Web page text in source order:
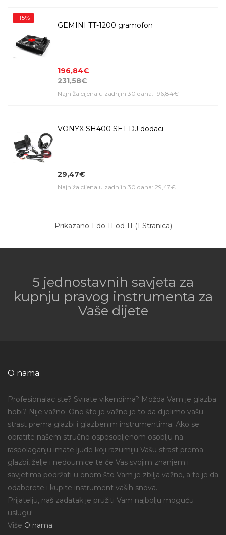
-15%
GEMINI TT-1200 gramofon
196,84€
231,58€
Najniža cijena u zadnjih 30 dana: 196,84€
VONYX SH400 SET DJ dodaci
29,47€
Najniža cijena u zadnjih 30 dana: 29,47€
Prikazano 1 do 11 od 11 (1 Stranica)
5 jednostavnih savjeta za
kupnju pravog instrumenta za
Vaše dijete
O nama
Profesionalac ste? Svirate vikendima? Možda Vam je glazba
hobi? Nije važno. Ono što je važno je to da dijelimo vašu
strast prema glazbi i glazbenim instrumentima. Ako se
obratite našem stručno osposobljenom osoblju na
raspolaganju imate ljude koji razumiju Vašu strast prema
glazbi, želje i nedoumice te će Vas svojim znanjem i
savjetima podržati u onom što Vam je zbilja važno, a to je da
odaberete i kupite instrument vaših snova.
Prijatelju, naš zadatak je pružiti Vam najbolju moguću
uslugu!
Više O nama.